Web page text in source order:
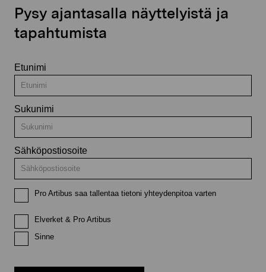
Pysy ajantasalla näyttelyistä ja
tapahtumista
Etunimi
Sukunimi
Sähköpostiosoite
Pro Artibus saa tallentaa tietoni yhteydenpitoa varten
Elverket & Pro Artibus
Sinne